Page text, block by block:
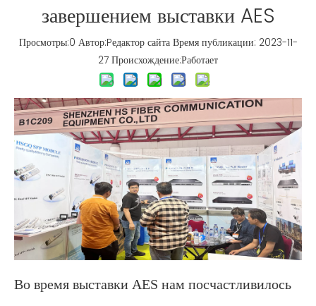
завершением выставки AES
Просмотры:0 Автор:Pедактор сайта Время публикации: 2023-11-
27 Происхождение:Работает
Во время выставки AES нам посчастливилось